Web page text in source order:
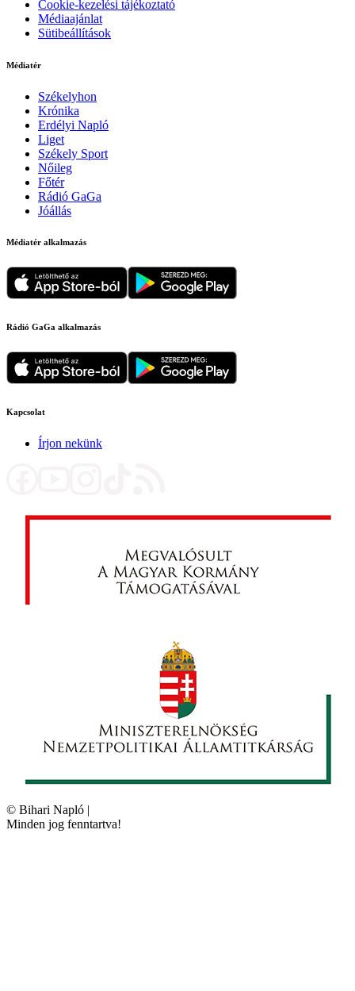
Cookie-kezelési tájékoztató
Médiaajánlat
Sütibeállítások
Médiatér
Székelyhon
Krónika
Erdélyi Napló
Liget
Székely Sport
Nőileg
Főtér
Rádió GaGa
Jóállás
Médiatér alkalmazás
Rádió GaGa alkalmazás
Kapcsolat
Írjon nekünk
© Bihari Napló |
Minden jog fenntartva!